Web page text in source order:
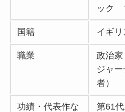
ック
国籍 イギリ
職業
政治家
ジャ
者）
功績・代表作な
第61